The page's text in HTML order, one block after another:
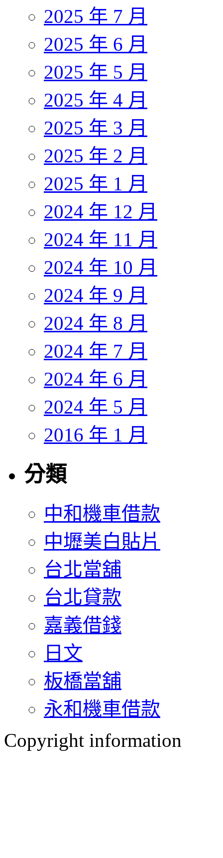
2025 年 7 月
2025 年 6 月
2025 年 5 月
2025 年 4 月
2025 年 3 月
2025 年 2 月
2025 年 1 月
2024 年 12 月
2024 年 11 月
2024 年 10 月
2024 年 9 月
2024 年 8 月
2024 年 7 月
2024 年 6 月
2024 年 5 月
2016 年 1 月
分類
中和機車借款
中壢美白貼片
台北當舖
台北貸款
嘉義借錢
日文
板橋當舖
永和機車借款
Copyright information